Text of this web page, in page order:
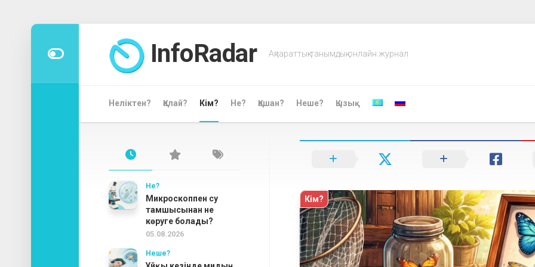
InfoRadar Ақпараттық-танымдық онлайн журнал
Неліктен? Қалай? Кім? Не? Қашан? Неше? Қызық
Кім?
Не?
Микроскоппен су
тамшысынан не
көруге болады?
05.08.2026
Неше?